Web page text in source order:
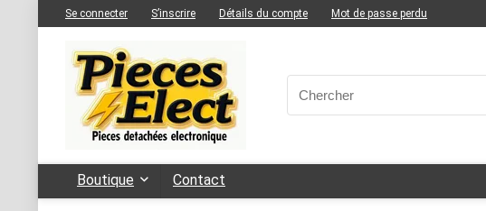
Se connecter S’inscrire Détails du compte Mot de passe perdu
Boutique Contact